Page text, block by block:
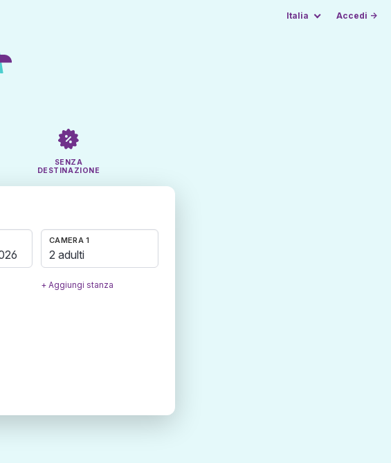
Italia Accedi →
SENZA
DESTINAZIONE
CAMERA 1
2 adulti
+ Aggiungi stanza